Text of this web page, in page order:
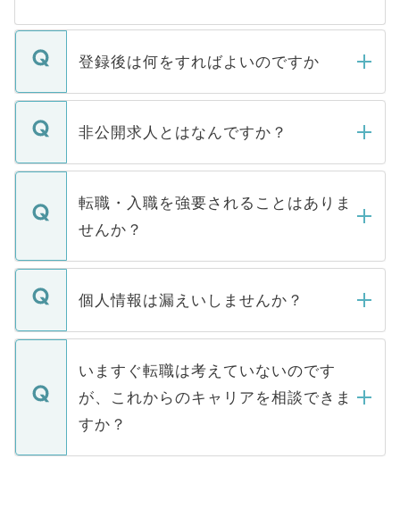
登録後は何をすればよいのですか
ご登録いただきましたら、弊社担当者がご
登録内容を確認し、その後メールもしくは
ます。通常、5営業日以内にはご連絡をせて
いただきますので、しばらくお待ちくださ
い。
非公開求人とはなんですか？
マイナビDOCTORで取り扱っている求人の
うち約3割は、Webサイトからご覧いただ
けない「非公開求人」です。非公開求人は
下記の理由によって、一般には公開してい
ません。
■応募殺到を避けるため 人気のある医療機
関を公にしてしまうと、応募が殺到する場
に、医療機関が求める条件に合った人材の
みを人材紹介会社に依頼するケースが増え
ています。
転職・入職を強要されることはありま
せんか？
転職・入職を強要することは一切ありませ
ん。また、仮に応募先から内定をいただい
定を承諾する必要はありません。内定先へ
の辞退の連絡はキャリアパートナーが行い
ますので、ご安心ください。
個人情報は漏えいしませんか？
個人情報が漏えいすることはありませんの
で、ご安心ください。当サイトからの登録
などで収集したご登録者様の個人情報は、
ご本人のキャリアアップおよび転職活動の
支援を目的に使用いたします。お預かりし
ているすべての個人データはご本人の許可
いますぐ転職は考えていないのです
が、これからのキャリアを相談できま
すか？